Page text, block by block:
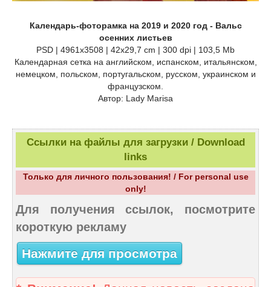
Календарь-фоторамка на 2019 и 2020 год - Вальс
осенних листьев
PSD | 4961х3508 | 42х29,7 cm | 300 dpi | 103,5 Mb
Календарная сетка на английском, испанском, итальянском,
немецком, польском, португальском, русском, украинском и
французском.
Автор: Lady Marisa
Ссылки на файлы для загрузки / Download
links
Только для личного пользования! / For personal use
only!
Для получения ссылок, посмотрите
короткую рекламу
Нажмите для просмотра